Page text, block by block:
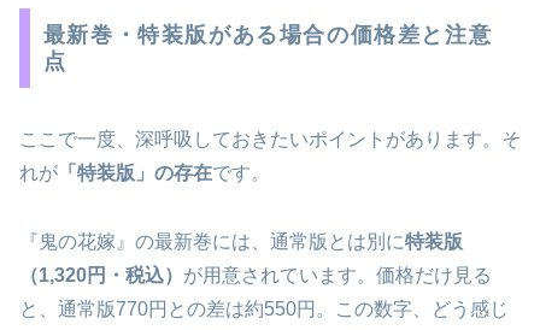
最新巻・特装版がある場合の価格差と注意
点
ここで一度、深呼吸しておきたいポイントがあります。そ
れが 「特装版」の存在です。
『鬼の花嫁』の最新巻には、通常版とは別に特装版
（1,320円・税込） が用意されています。価格だけ見る
と、通常版770円との差は約550円。この数字、どう感じ